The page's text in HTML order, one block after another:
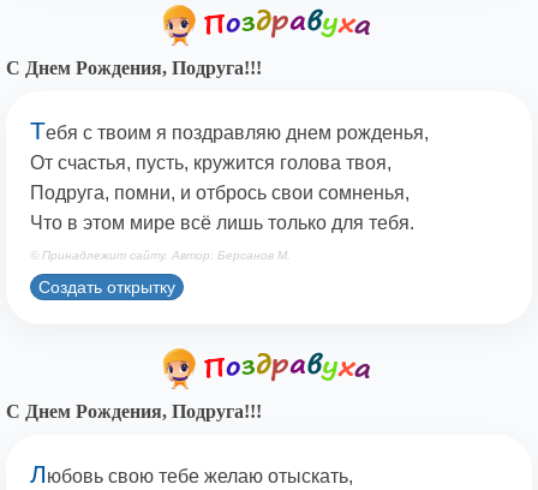
С Днем Рождения, Подруга!!!
Тебя с твоим я поздравляю днем рожденья,
От счастья, пусть, кружится голова твоя,
Подруга, помни, и отбрось свои сомненья,
Что в этом мире всё лишь только для тебя.
© Принадлежит сайту. Автор: Берсанов М.
Создать открытку
С Днем Рождения, Подруга!!!
Любовь свою тебе желаю отыскать,